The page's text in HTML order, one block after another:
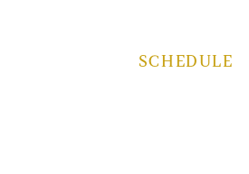
SCHEDULE